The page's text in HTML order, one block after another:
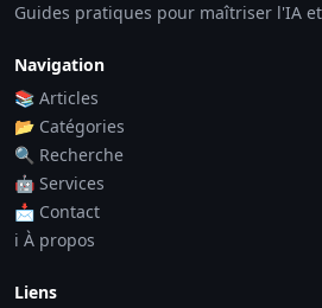
Guides pratiques pour maîtriser l'IA
Navigation
📚 Articles
📂 Catégories
🔍 Recherche
🤖 Services
📩 Contact
ℹ️ À propos
Liens